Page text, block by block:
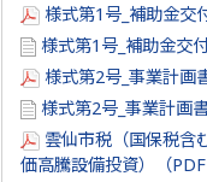
様式第1号_補助金交
様式第1号_補助金交
様式第2号_事業計画
様式第2号_事業計画
雲仙市税（国保税含
価高騰設備投資）（